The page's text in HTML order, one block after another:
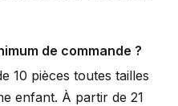
de commande ?
10 pièces toutes tailles
enfant. À partir de 21